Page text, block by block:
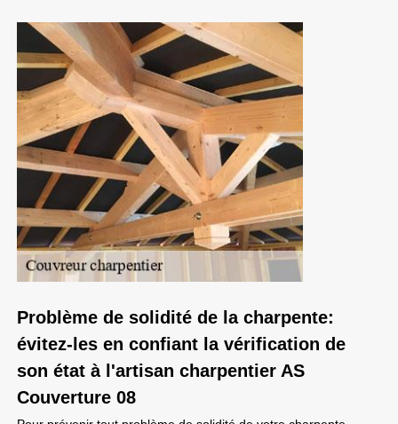
Problème de solidité de la charpente:
évitez-les en confiant la vérification de
son état à l'artisan charpentier AS
Couverture 08